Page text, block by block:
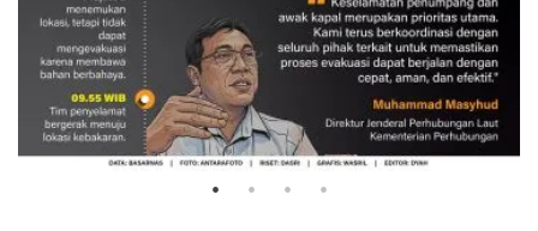
Evakuasi korban kebakaran KM
Mutiara Sentosa 2
3 Agustus 2026